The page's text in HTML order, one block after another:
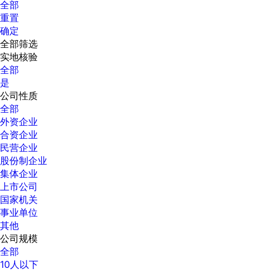
全部
重置
确定
全部筛选
实地核验
全部
是
公司性质
全部
外资企业
合资企业
民营企业
股份制企业
集体企业
上市公司
国家机关
事业单位
其他
公司规模
全部
10人以下